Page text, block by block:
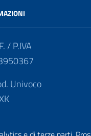
/ P.IVA
Univoco